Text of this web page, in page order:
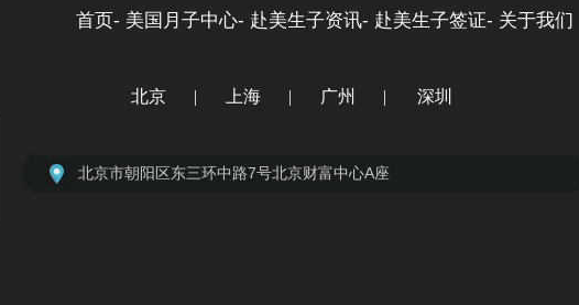
首页- 美国月子中心- 赴美生子资讯- 赴美生子签证- 关于我们
北京 |
北京市朝阳区北京财富中心A座
上海 |
上海市徐汇区虹桥路777号汇京国际
广州 |
广州市天河区林和西路9号耀中广场
深圳
深圳市福田区大中华国际交易广场东座
北京市朝阳区东三环中路7号北京财富中心A座